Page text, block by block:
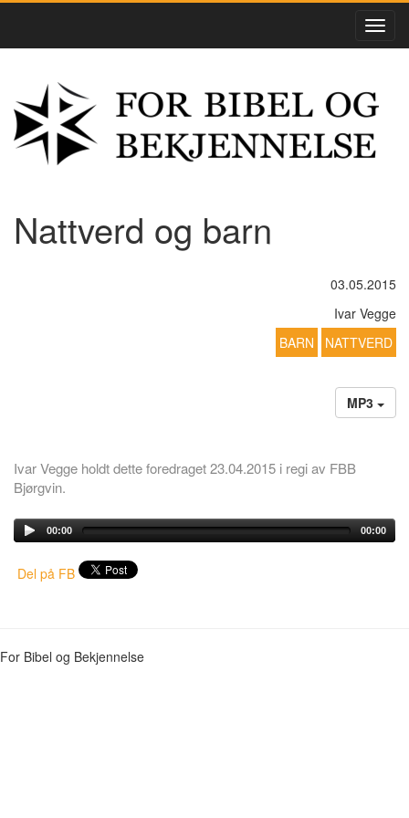
Nattverd og barn
03.05.2015
Ivar Vegge
BARN
NATTVERD
MP3
Ivar Vegge holdt dette foredraget 23.04.2015 i regi av FBB
Bjørgvin.
00:00 00:00
Del på FB
For Bibel og Bekjennelse